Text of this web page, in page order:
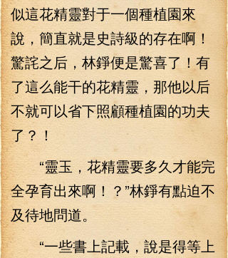
似這花精靈對于一個種植園來
說，簡直就是史詩級的存在啊！
驚詫之后，林錚便是驚喜了！有
了這么能干的花精靈，那他以后
不就可以省下照顧種植園的功夫
了？！
“靈玉，花精靈要多久才能完
全孕育出來啊！？”林錚有點迫不
及待地問道。
“一些書上記載，說是得等上